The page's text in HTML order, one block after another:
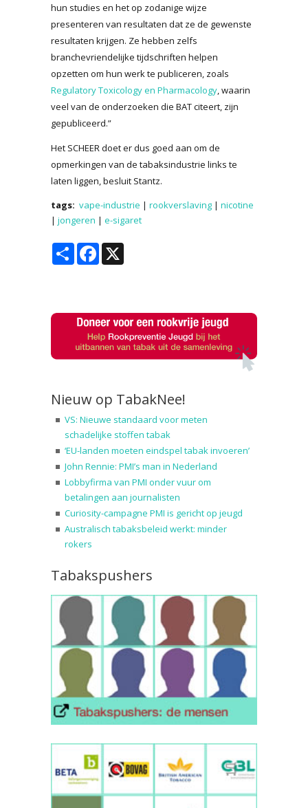
hun studies en het op zodanige wijze
presenteren van resultaten dat ze de gewenste
resultaten krijgen. Ze hebben zelfs
branchevriendelijke tijdschriften helpen
opzetten om hun werk te publiceren, zoals
Regulatory Toxicology en Pharmacology, waarin
veel van de onderzoeken die BAT citeert, zijn
gepubliceerd.”
Het SCHEER doet er dus goed aan om de
opmerkingen van de tabaksindustrie links te
laten liggen, besluit Stantz.
tags: vape-industrie | rookverslaving | nicotine
| jongeren | e-sigaret
Share Facebook
Nieuw op TabakNee!
VS: Nieuwe standaard voor meten
schadelijke stoffen tabak
‘EU-landen moeten eindspel tabak invoeren’
John Rennie: PMI’s man in Nederland
Lobbyfirma van PMI onder vuur om
betalingen aan journalisten
Curiosity-campagne PMI is gericht op jeugd
Australisch tabaksbeleid werkt: minder
rokers
Tabakspushers